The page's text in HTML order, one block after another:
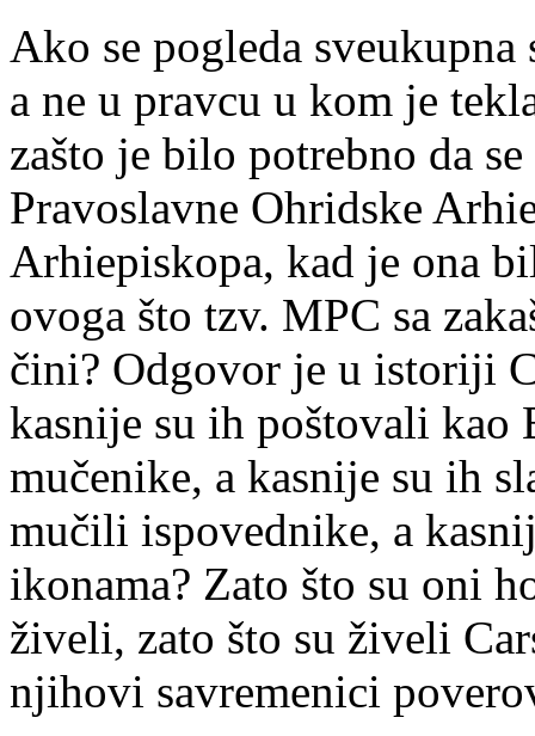
Ako se pogleda
a ne u pravcu u kom je
zašto je bilo potrebno da
Pravoslavne Ohridske
Arhiepiskopa, kad je ona
ovoga što tzv. MPC sa
čini? Odgovor je u istoriji
kasnije su ih poštovali kao
mučenike, a kasnije su ih
mučili ispovednike, a
ikonama? Zato što su oni
živeli, zato što su živeli
njihovi savremenici